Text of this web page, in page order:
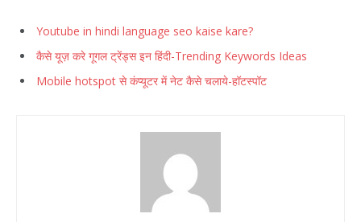
Youtube in hindi language seo kaise kare?
कैसे यूज़ करे गूगल ट्रेंड्स इन हिंदी-Trending Keywords Ideas
Mobile hotspot से कंप्यूटर में नेट कैसे चलाये-हॉटस्पॉट